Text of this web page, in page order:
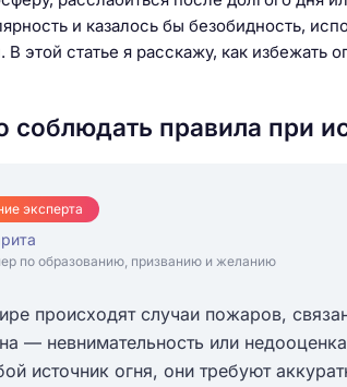
и казалось бы безобидность,
В этой статье я расскажу, как избежать
правила при
эксперта
по образованию, призванию и желанию
происходят случаи пожаров,
— невнимательность или
источник огня, они требуют